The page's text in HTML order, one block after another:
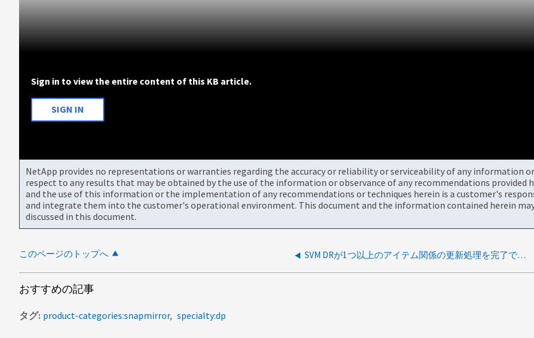
Sign in to view the entire content of this KB article.
SIGN IN
NetApp provides no representations or warranties regarding the accuracy or reliability or serviceability of any information
respect to any results that may be obtained by the use of the information or observance of any recommendations provided
and the use of this information or the implementation of any recommendations or techniques herein is a customer's
and integrate them into the customer's operational environment. This document and the information contained herein
discussed in this document.
このページのトップへ SVM DRが1つ以上のアイテム関係の更新処理を完了できませんでした
おすすめの記事
タグ product-categories:snapmirror specialty:dp